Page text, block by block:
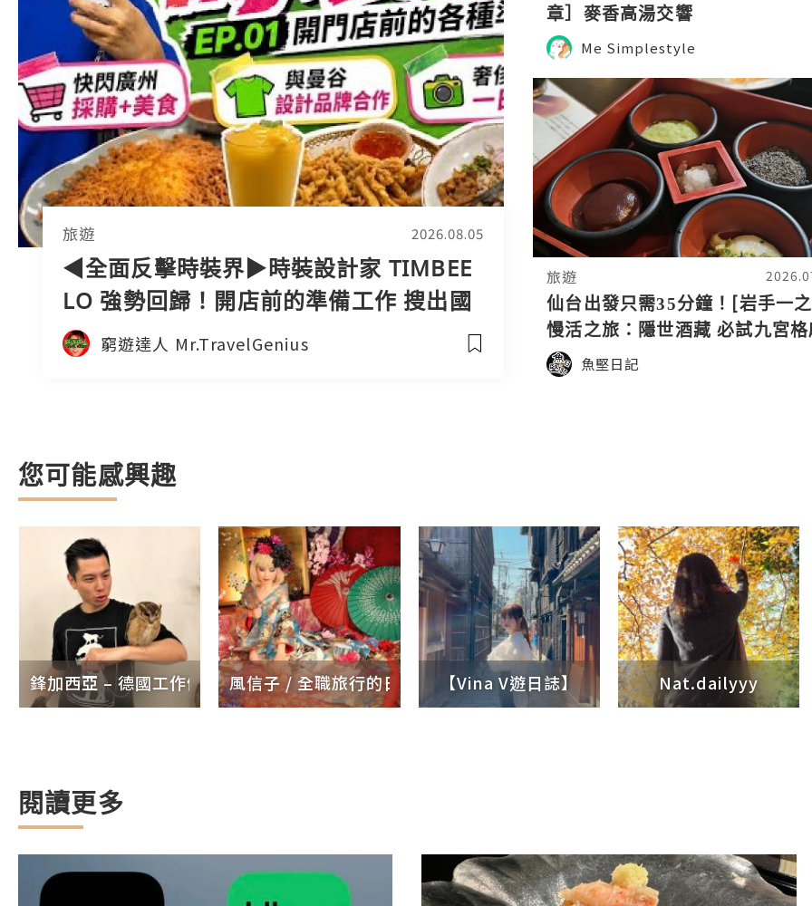
旅遊 2026.08.05
◀︎全面反擊時裝界▶︎時裝設計家 TIMBEE
LO 強勢回歸！開店前的準備工作 搜出國
外最強設計團隊Crossover｜窮遊達人4K
中字
窮遊達人 Mr.TravelGenius
章］麥香高湯交響
Me Simplestyle
旅遊
仙台出發只需35分鐘！[岩手一
慢活之旅：隱世酒藏 必試九宮
糬與手作地啤
魚堅日記
您可能感興趣
鋒加西亞 – 德國工作假期後的世界流浪風信子 / 全職旅行的日本人妻【Vina V遊日誌】 Nat.dailyyy
閱讀更多